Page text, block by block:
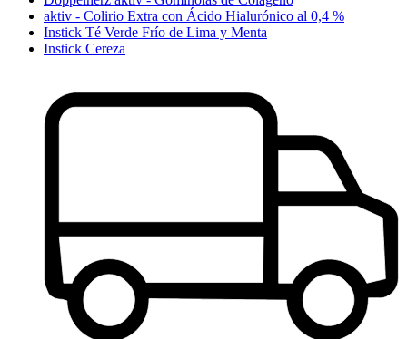
aktiv - Colirio Extra con Ácido Hialurónico al 0,4 %
Instick Té Verde Frío de Lima y Menta
Instick Cereza